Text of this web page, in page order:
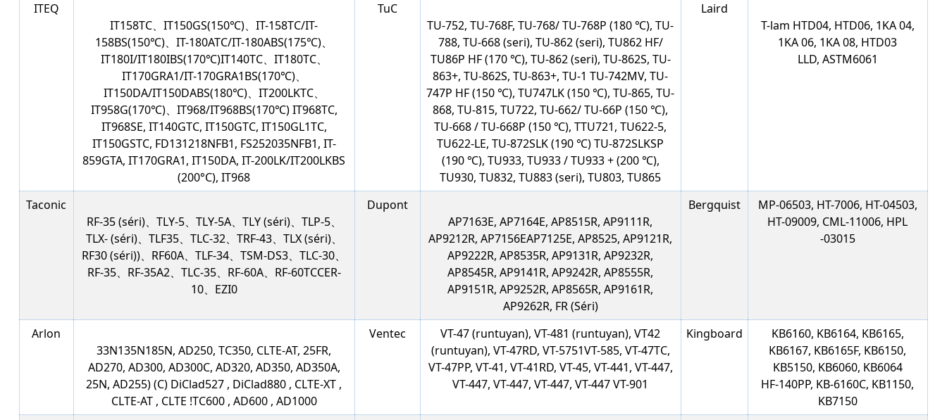
ITEQ
IT158TC、IT150GS(150℃)、IT-158TC/IT-
158BS(150℃)、IT-180ATC/IT-180ABS(175℃)、
IT180I/IT180IBS(170℃)IT140TC、IT180TC、
IT170GRA1/IT-170GRA1BS(170℃)、
IT150DA/IT150DABS(180℃)、IT200LKTC、
IT958G(170℃)、IT968/IT968BS(170℃) IT968TC,
IT968SE, IT140GTC, IT150GTC, IT150GL1TC,
IT150GSTC, FD131218NFB1, FS252035NFB1, IT-
859GTA, IT170GRA1, IT150DA, IT-200LK/IT200LKBS
(200°C), IT968
TuC
TU-752, TU-768F, TU-768/ TU-768P (180 ℃), TU-
788, TU-668 (seri), TU-862 (seri), TU862 HF/
TU86P HF (170 ℃), TU-862 (seri), TU-862S, TU-
863+, TU-862S, TU-863+, TU-1 TU-742MV, TU-
747P HF (150 ℃), TU747LK (150 ℃), TU-865, TU-
868, TU-815, TU722, TU-662/ TU-66P (150 ℃),
TU-668 / TU-668P (150 ℃), TTU721, TU622-5,
TU622-LE, TU-872SLK (190 ℃) TU-872SLKSP
(190 ℃), TU933, TU933 / TU933 + (200 ℃),
TU930, TU832, TU883 (seri), TU803, TU865
Laird
T-lam HTD04, HTD06, 1KA 04,
1KA 06, 1KA 08, HTD03
LLD, ASTM6061
Taconic
RF-35 (séri)、TLY-5、TLY-5A、TLY (séri)、TLP-5、
TLX- (séri)、TLF35、TLC-32、TRF-43、TLX (séri)、
RF30 (séri))、RF60A、TLF-34、TSM-DS3、TLC-30、
RF-35、RF-35A2、TLC-35、RF-60A、RF-60TCCER-
10、EZI0
Dupont
AP7163E, AP7164E, AP8515R, AP9111R,
AP9212R, AP7156EAP7125E, AP8525, AP9121R,
AP9222R, AP8535R, AP9131R, AP9232R,
AP8545R, AP9141R, AP9242R, AP8555R,
AP9151R, AP9252R, AP8565R, AP9161R,
AP9262R, FR (Séri)
Bergquist
MP-06503, HT-7006, HT-04503,
HT-09009, CML-11006, HPL
-03015
Arlon
33N135N185N, AD250, TC350, CLTE-AT, 25FR,
AD270, AD300, AD300C, AD320, AD350, AD350A,
25N, AD255) (C) DiClad527 , DiClad880 , CLTE-XT ,
CLTE-AT , CLTE !TC600 , AD600 , AD1000
Ventec
VT-47 (runtuyan), VT-481 (runtuyan), VT42
(runtuyan), VT-47RD, VT-5751VT-585, VT-47TC,
VT-47PP, VT-41, VT-41RD, VT-45, VT-441, VT-447,
VT-447, VT-447, VT-447, VT-447 VT-901
Kingboard
KB6160, KB6164, KB6165,
KB6167, KB6165F, KB6150,
KB5150, KB6060, KB6064
HF-140PP, KB-6160C, KB1150,
KB7150